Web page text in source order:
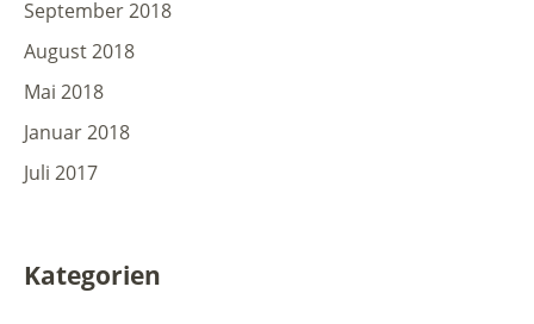
September 2018
August 2018
Mai 2018
Januar 2018
Juli 2017
Kategorien